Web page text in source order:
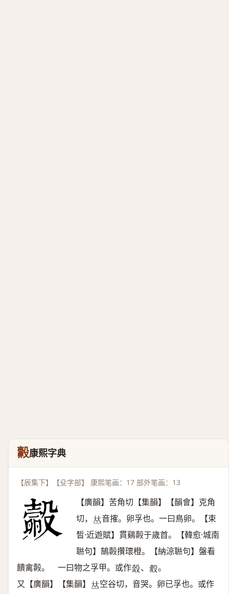
㲉康熙字典
【辰集下】【殳字部】 康熙笔画：17 部外笔画：13
【廣韻】苦角切【集韻】【韻會】克角
切， 𠀤音搉。卵孚也。一曰鳥卵。【束
皙·近遊賦】貫鷄㲉于歲首。【韓愈·城南
聮句】鵠㲉攢瓌橙。【納涼聮句】盤看
饋禽㲉。 一曰物之孚甲。或作𣪹 、 𥀎 。
又【廣韻】【集韻】 𠀤空谷切，音哭。卵已孚也。或作